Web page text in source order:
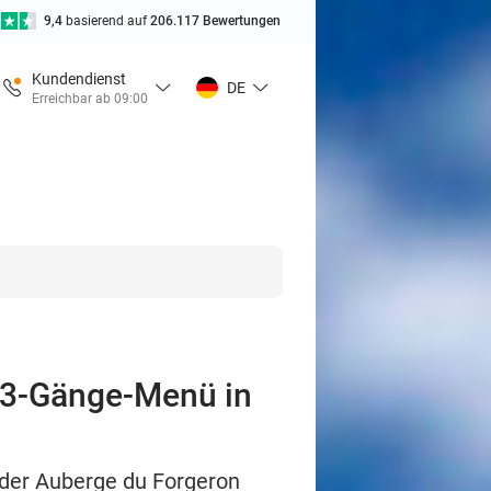
9,4 basierend auf206.117 Bewertungen
Kundendienst
Erreichbar ab 09:00
DE
Gänge-Menü in
Auberge du Forgeron